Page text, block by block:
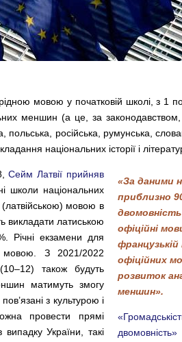
мовою у початковій школі, з 1 по
меншин (а це, за законодавством,
російська, румунська,
національних історії і
«За даними
приблизно
двомовність
офіційні
офіційних
розвиток
меншин».
двомовність»
Сейм Латвії прийняв
школи національних
мовою в
латиською
екзамени для
мовою. З 2021/2022
також будуть
матимуть змогу
з культурою і
провести прямі
України, такі